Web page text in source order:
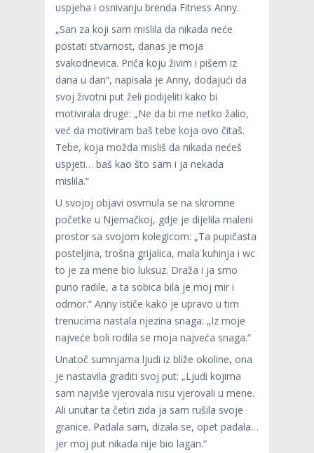
uspjeha i osnivanju brenda Fitness Anny.
„San za koji sam mislila da nikada neće
postati stvarnost, danas je moja
svakodnevica. Priča koju živim i pišem iz
dana u dan“, napisala je Anny, dodajući da
svoj životni put želi podijeliti kako bi
motivirala druge: „Ne da bi me netko žalio,
već da motiviram baš tebe koja ovo čitaš.
Tebe, koja možda misliš da nikada nećeš
uspjeti… baš kao što sam i ja nekada
mislila.“
U svojoj objavi osvrnula se na skromne
početke u Njemačkoj, gdje je dijelila maleni
prostor sa svojom kolegicom: „Ta pupičasta
posteljina, trošna grijalica, mala kuhinja i wc
to je za mene bio luksuz. Draža i ja smo
puno radile, a ta sobica bila je moj mir i
odmor.“ Anny ističe kako je upravo u tim
trenucima nastala njezina snaga: „Iz moje
najveće boli rodila se moja najveća snaga.“
Unatoč sumnjama ljudi iz bliže okoline, ona
je nastavila graditi svoj put: „Ljudi kojima
sam najviše vjerovala nisu vjerovali u mene.
Ali unutar ta četiri zida ja sam rušila svoje
granice. Padala sam, dizala se, opet padala…
jer moj put nikada nije bio lagan.“